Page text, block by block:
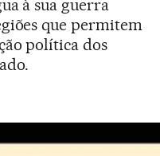
à sua guerra
que permitem
política dos